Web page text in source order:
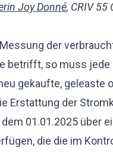
Joy Donné, CRIV 55
der
betrifft, so muss jede
gekaufte, geleaste
Erstattung der
01.01.2025 über
die die im